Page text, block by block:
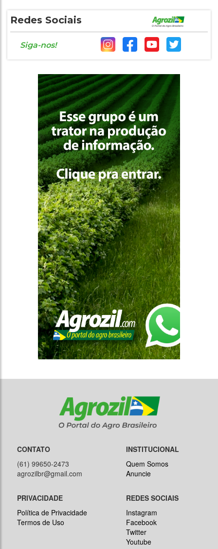
Redes Sociais
Siga-nos!
CONTATO
(61) 99650-2473
agrozilbr@gmail.com
INSTITUCIONAL
Quem Somos
Anuncie
PRIVACIDADE
Política de Privacidade
Termos de Uso
REDES SOCIAIS
Instagram
Facebook
Twitter
Youtube